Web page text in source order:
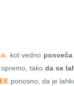
kot vedno
tako da se
ponosno, da je